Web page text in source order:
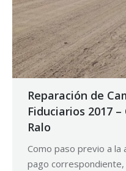
Reparación de
Fiduciarios 2017
Ralo
Como paso previo a la
pago